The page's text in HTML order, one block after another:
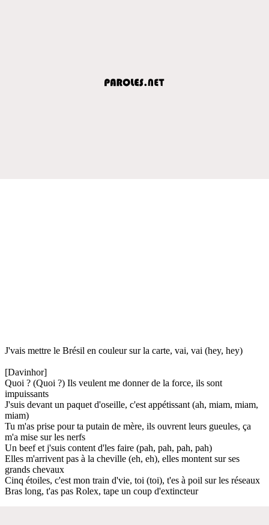
J'vais mettre le Brésil en couleur sur la carte, vai, vai (hey, hey)
[Davinhor]
Quoi ? (Quoi ?) Ils veulent me donner de la force, ils sont
impuissants
J'suis devant un paquet d'oseille, c'est appétissant (ah, miam, miam,
miam)
Tu m'as prise pour ta putain de mère, ils ouvrent leurs gueules, ça
m'a mise sur les nerfs
Un beef et j'suis content d'les faire (pah, pah, pah, pah)
Elles m'arrivent pas à la cheville (eh, eh), elles montent sur ses
grands chevaux
Cinq étoiles, c'est mon train d'vie, toi (toi), t'es à poil sur les réseaux
Bras long, t'as pas Rolex, tape un coup d'extincteur